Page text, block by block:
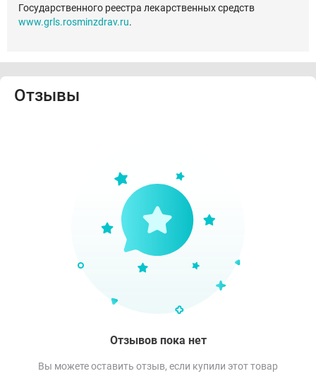
Государственного реестра лекарственных средств
www.grls.rosminzdrav.ru.
Отзывы
Отзывов пока нет
Вы можете оставить отзыв, если купили этот товар